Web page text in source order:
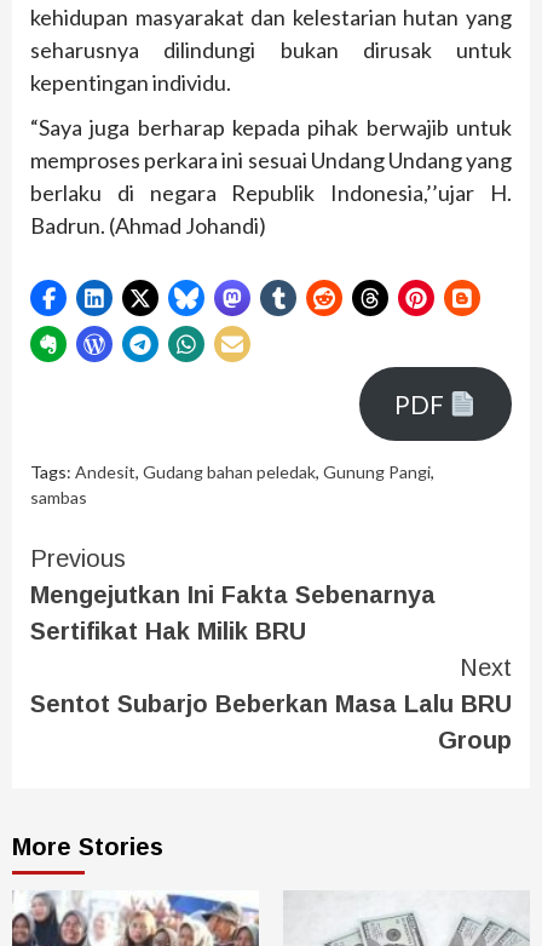
kehidupan masyarakat dan kelestarian hutan yang
seharusnya dilindungi bukan dirusak untuk
kepentingan individu.
“Saya juga berharap kepada pihak berwajib untuk
memproses perkara ini sesuai Undang Undang yang
berlaku di negara Republik Indonesia,’’ujar H.
Badrun. (Ahmad Johandi)
PDF
Tags: Andesit, Gudang bahan peledak, Gunung Pangi,
sambas
Previous
Mengejutkan Ini Fakta Sebenarnya
Sertifikat Hak Milik BRU
Next
Sentot Subarjo Beberkan Masa Lalu BRU
Group
More Stories